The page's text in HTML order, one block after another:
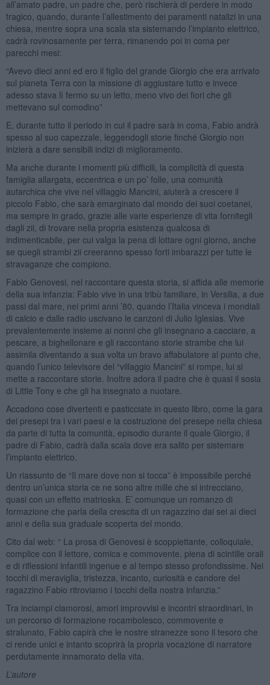
all’amato padre, un padre che, però rischierà di perdere in modo
tragico, quando, durante l’allestimento dei paramenti natalizi in una
chiesa, mentre sopra una scala sta sistemando l’impianto elettrico,
cadrà rovinosamente per terra, rimanendo poi in coma per
parecchi mesi:
“Avevo dieci anni ed ero il figlio del grande Giorgio che era arrivato
sul pianeta Terra con la missione di aggiustare tutto e invece
adesso stava lì fermo su un letto, meno vivo dei fiori che gli
mettevano sul comodino”
E, durante tutto il periodo in cui il padre sarà in coma, Fabio andrà
spesso al suo capezzale, leggendogli storie finché Giorgio non
inizierà a dare sensibili indizi di miglioramento.
Ma anche durante i momenti più difficili, la complicità di questa
famiglia allargata, eccentrica e un po’ folle, una comunità
autarchica che vive nel villaggio Mancini, aiuterà a crescere il
piccolo Fabio, che sarà emarginato dal mondo dei suoi coetanei,
ma sempre in grado, grazie alle varie esperienze di vita fornitegli
dagli zii, di trovare nella propria esistenza qualcosa di
indimenticabile, per cui valga la pena di lottare ogni giorno, anche
se quegli strambi zii creeranno spesso forti imbarazzi per tutte le
stravaganze che compiono.
Fabio Genovesi, nel raccontare questa storia, si affida alle memorie
della sua infanzia: Fabio vive in una tribù familiare, in Versilia, a due
passi dal mare, nei primi anni ’80, quando l’Italia vinceva i mondiali
di calcio e dalle radio uscivano le canzoni di Julio Iglesias. Vive
prevalentemente insieme ai nonni che gli insegnano a cacciare, a
pescare, a bighellonare e gli raccontano storie strambe che lui
assimila diventando a sua volta un bravo affabulatore al punto che,
quando l’unico televisore del “villaggio Mancini” si rompe, lui si
mette a raccontare storie. Inoltre adora il padre che è quasi il sosia
di Little Tony e che gli ha insegnato a nuotare.
Accadono cose divertenti e pasticciate in questo libro, come la gara
dei presepi tra i vari paesi e la costruzione del presepe nella chiesa
da parte di tutta la comunità, episodio durante il quale Giorgio, il
padre di Fabio, cadrà dalla scala dove era salito per sistemare
l’impianto elettrico.
Un riassunto de “Il mare dove non si tocca” è impossibile perché
dentro un’unica storia ce ne sono altre mille che si intrecciano,
quasi con un effetto matrioska. E’ comunque un romanzo di
formazione che parla della crescita di un ragazzino dai sei ai dieci
anni e della sua graduale scoperta del mondo.
Cito dal web: “ La prosa di Genovesi è scoppiettante, colloquiale,
complice con il lettore, comica e commovente, piena di scintille orali
e di riflessioni infantili ingenue e al tempo stesso profondissime. Nei
tocchi di meraviglia, tristezza, incanto, curiosità e candore del
ragazzino Fabio ritroviamo i tocchi della nostra infanzia.”
Tra inciampi clamorosi, amori improvvisi e incontri straordinari, in
un percorso di formazione rocambolesco, commovente e
stralunato, Fabio capirà che le nostre stranezze sono il tesoro che
ci rende unici e intanto scoprirà la propria vocazione di narratore
perdutamente innamorato della vita.
L’autore